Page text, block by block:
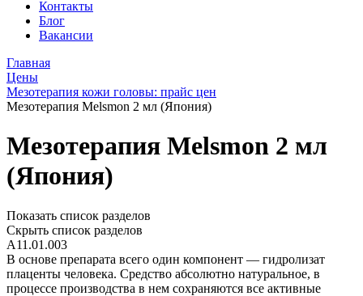
Контакты
Блог
Вакансии
Главная
Цены
Мезотерапия кожи головы: прайс цен
Мезотерапия Melsmon 2 мл (Япония)
Мезотерапия Melsmon 2 мл
(Япония)
Показать список разделов
Скрыть список разделов
А11.01.003
В основе препарата всего один компонент — гидролизат
плаценты человека. Средство абсолютно натуральное, в
процессе производства в нем сохраняются все активные